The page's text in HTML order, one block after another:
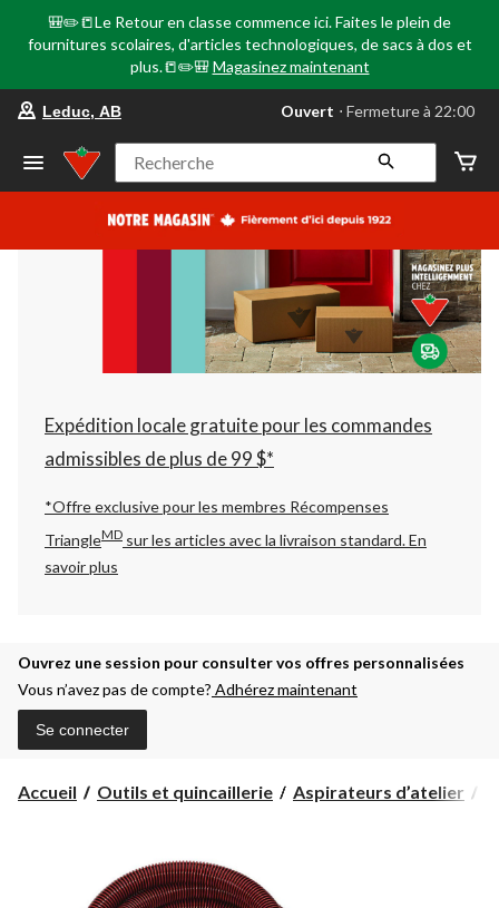
🎒✏️📒Le Retour en classe commence ici. Faites le plein de
fournitures scolaires, d'articles technologiques, de sacs à dos et
plus.📒✏️🎒 Magasinez maintenant
votre
préféré
Leduc,
AB,
courament
Fermeture
à
22:00
cliquer
pour
changer
Leduc, AB Ouvert ⋅ Fermeture à 22:00
Recherche
Expédition locale gratuite pour les commandes
admissibles de plus de 99 $*
*Offre exclusive pour les membres Récompenses
TriangleMD sur les articles avec la livraison standard.En
savoir plus
Ouvrez une session pour consulter vos offres personnalisées
Vous n’avez pas de compte? Adhérez maintenant
Se connecter
Accueil Outils et quincaillerie Aspirateurs d’atelier